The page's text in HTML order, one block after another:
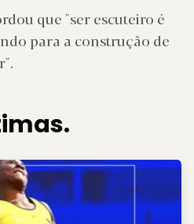
que "ser escuteiro é
para a construção de